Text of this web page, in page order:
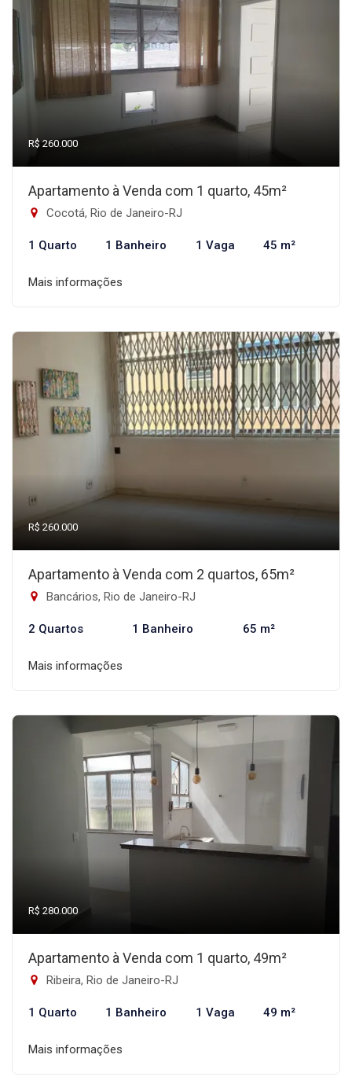
R$ 260.000
Apartamento à Venda com 1 quarto, 45m²
Cocotá, Rio de Janeiro-RJ
1 Quarto 1 Banheiro 1 Vaga 45 m²
Mais informações
R$ 260.000
Apartamento à Venda com 2 quartos, 65m²
Bancários, Rio de Janeiro-RJ
2 Quartos 1 Banheiro 65 m²
Mais informações
R$ 280.000
Apartamento à Venda com 1 quarto, 49m²
Ribeira, Rio de Janeiro-RJ
1 Quarto 1 Banheiro 1 Vaga 49 m²
Mais informações